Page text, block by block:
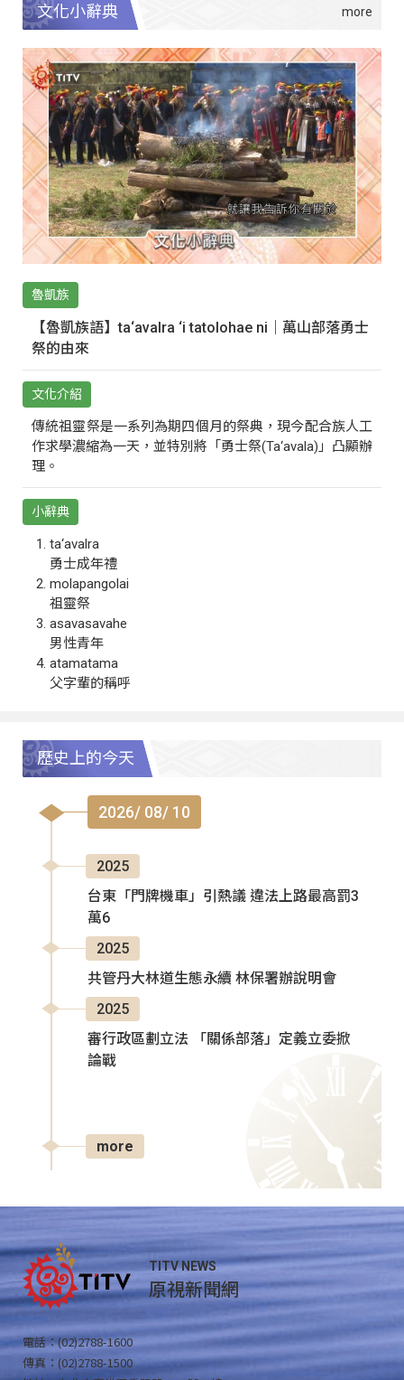
文化小辭典
魯凱族
【魯凱族語】ta‘avalra ‘i tatolohae ni｜萬山部落勇士
祭的由來
文化介紹
傳統祖靈祭是一系列為期四個月的祭典，現今配合族人工
作求學濃縮為一天，並特別將「勇士祭(Ta‘avala)」凸顯辦
理。
小辭典
ta‘avalra
勇士成年禮
molapangolai
祖靈祭
asavasavahe
男性青年
atamatama
父字輩的稱呼
歷史上的今天
2026/ 08/ 10
2025
台東「門牌機車」引熱議 違法上路最高罰3
萬6
2025
共管丹大林道生態永續 林保署辦說明會
2025
審行政區劃立法 「關係部落」定義立委掀
論戰
more
TITV NEWS
原視新聞網
電話：(02)2788-1600
傳真：(02)2788-1500